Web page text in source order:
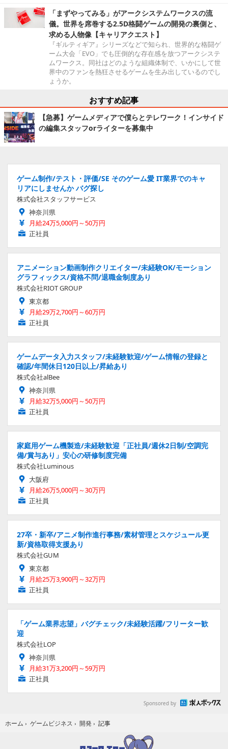
「まずやってみる」がアークシステムワークスの流
儀。世界を席巻する2.5D格闘ゲームの開発の裏側と、
求める人物像【キャリアクエスト】
『ギルティギア』シリーズなどで知られ、世界的な格闘ゲ
ーム大会「EVO」でも圧倒的な存在感を放つアークシステ
ムワークス。同社はどのような組織体制で、いかにして世
界中のファンを熱狂させるゲームを生み出しているのでし
ょうか。
おすすめ記事
【急募】ゲームメディアで僕らとテレワーク！インサイド
の編集スタッフorライターを募集中
ゲーム制作/テスト・評価/SE そのゲーム愛 IT業界でのキャ
リアにしませんか バグ探し
株式会社スタッフサービス
神奈川県
月給24万5,000円～50万円
正社員
アニメーション動画制作クリエイター/未経験OK/モーション
グラフィックス/資格不問/退職金制度あり
株式会社RIOT GROUP
東京都
月給29万2,700円～60万円
正社員
ゲームデータ入力スタッフ/未経験歓迎/ゲーム情報の登録と
確認/年間休日120日以上/昇給あり
株式会社alBee
神奈川県
月給32万5,000円～50万円
正社員
家庭用ゲーム機製造/未経験歓迎「正社員/週休2日制/空調完
備/賞与あり」安心の研修制度完備
株式会社Luminous
大阪府
月給26万5,000円～30万円
正社員
27卒・新卒/アニメ制作進行事務/素材管理とスケジュール更
新/資格取得支援あり
株式会社GUM
東京都
月給25万3,900円～32万円
正社員
「ゲーム業界志望」バグチェック/未経験活躍/フリーター歓
迎
株式会社LOP
神奈川県
月給31万3,200円～59万円
正社員
Sponsored by
ホーム › ゲームビジネス › 開発 › 記事